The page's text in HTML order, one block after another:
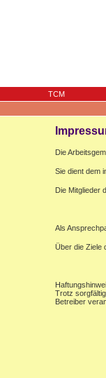
TCM
Die
Sie dient dem
Die Mitglieder
Als
Über die Ziele
Trotz
Betreiber